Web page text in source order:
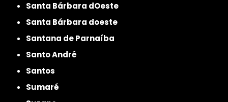
Santa Bárbara dOeste
Santa Bárbara doeste
Santana de Parnaíba
Santo André
Santos
Sumaré